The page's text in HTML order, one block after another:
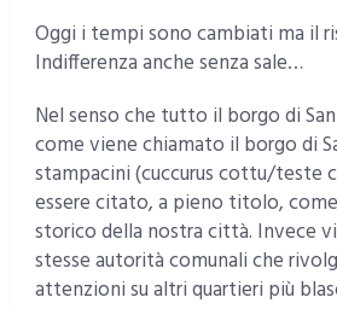
Oggi i tempi sono cambiati ma il
Indifferenza anche senza sale…
Nel senso che tutto il borgo di
come viene chiamato il borgo di
stampacini (cuccurus cottu/teste
essere citato, a pieno titolo,
storico della nostra città. Invece
stesse autorità comunali che
attenzioni su altri quartieri più